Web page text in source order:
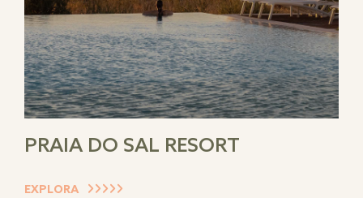
PRAIA DO SAL RESORT
EXPLORA